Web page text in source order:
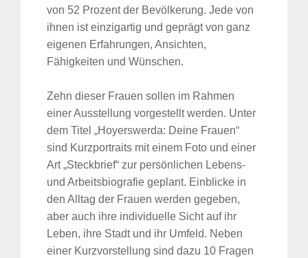
von 52 Prozent der Bevölkerung. Jede von
ihnen ist einzigartig und geprägt von ganz
eigenen Erfahrungen, Ansichten,
Fähigkeiten und Wünschen.
Zehn dieser Frauen sollen im Rahmen
einer Ausstellung vorgestellt werden. Unter
dem Titel „Hoyerswerda: Deine Frauen“
sind Kurzportraits mit einem Foto und einer
Art „Steckbrief“ zur persönlichen Lebens-
und Arbeitsbiografie geplant. Einblicke in
den Alltag der Frauen werden gegeben,
aber auch ihre individuelle Sicht auf ihr
Leben, ihre Stadt und ihr Umfeld. Neben
einer Kurzvorstellung sind dazu 10 Fragen